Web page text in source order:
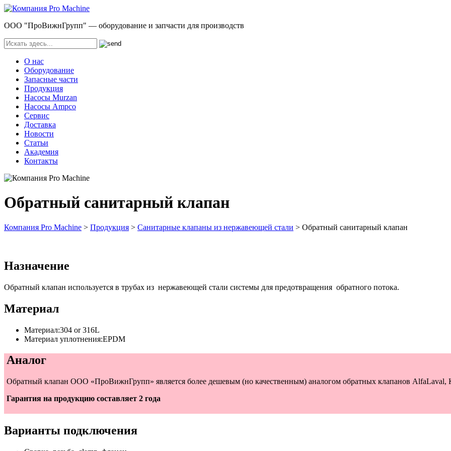
ООО "ПроВижнГрупп" — оборудование и запчасти для производств
О нас
Оборудование
Запасные части
Продукция
Насосы Murzan
Насосы Ampco
Сервис
Доставка
Новости
Статьи
Академия
Контакты
Обратный санитарный клапан
Компания Pro Мachine > Продукция > Санитарные клапаны из нержавеющей стали > Обратный санитарный клапан
Назначение
Обратный клапан используется в трубах из нержавеющей стали системы для предотвращения обратного потока.
Материал
Материал:304 or 316L
Материал уплотнения:EPDM
Аналог
Обратный клапан ООО «ПроВижнГрупп» является более дешевым (но качественным) аналогом обратных клапанов AlfaLaval,
Гарантия на продукцию составляет 2 года
Варианты подключения